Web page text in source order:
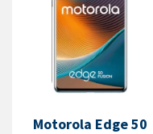
Motorola Edge 50